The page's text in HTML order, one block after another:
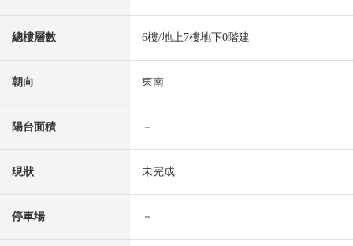
總樓層數 6樓/地上7樓地下0階建
朝向 東南
陽台面積 －
現狀 未完成
停車場 －